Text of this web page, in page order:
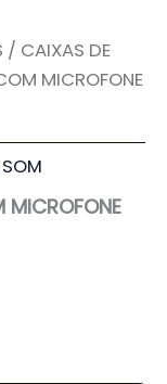
/ CAIXAS DE
MICROFONE
MICROFONE